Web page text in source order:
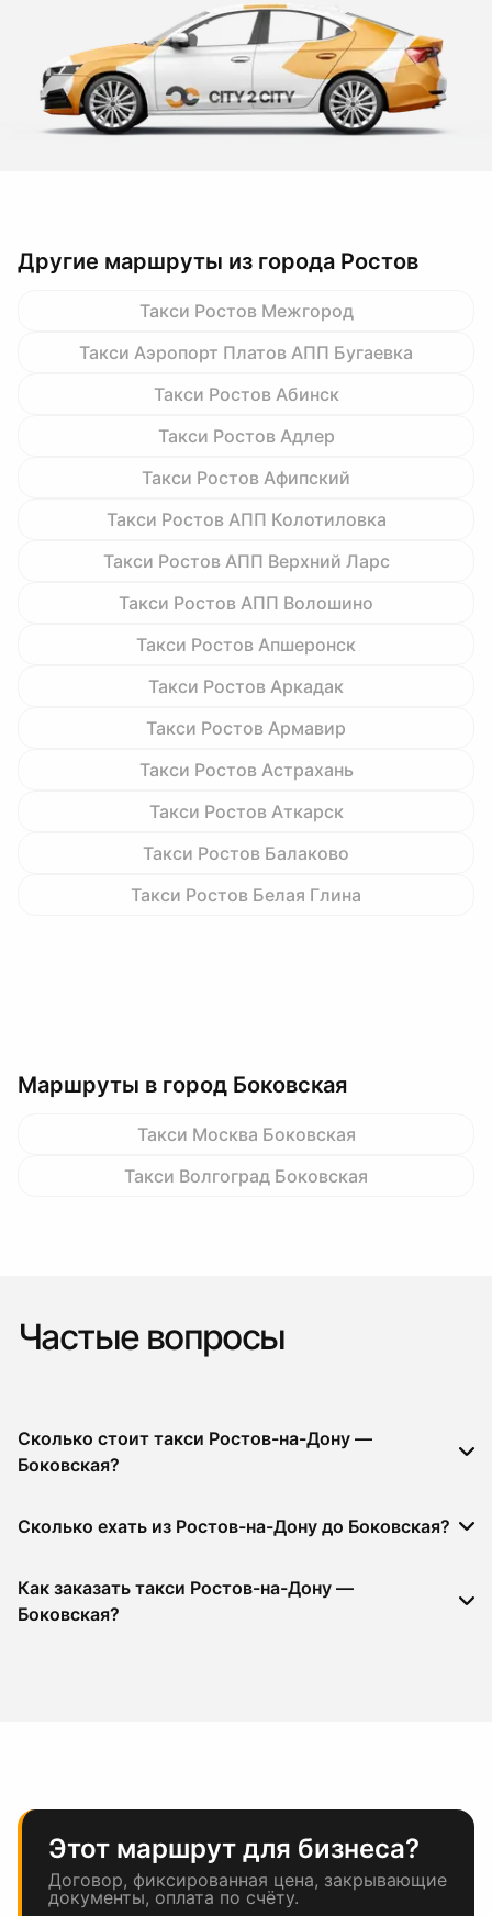
Другие маршруты из города Ростов
Такси Ростов Межгород
Такси Аэропорт Платов АПП Бугаевка
Такси Ростов Абинск
Такси Ростов Адлер
Такси Ростов Афипский
Такси Ростов АПП Колотиловка
Такси Ростов АПП Верхний Ларс
Такси Ростов АПП Волошино
Такси Ростов Апшеронск
Такси Ростов Аркадак
Такси Ростов Армавир
Такси Ростов Астрахань
Такси Ростов Аткарск
Такси Ростов Балаково
Такси Ростов Белая Глина
Маршруты в город Боковская
Такси Москва Боковская
Такси Волгоград Боковская
Частые вопросы
Сколько стоит такси Ростов-на-Дону —
Боковская?
Сколько ехать из Ростов-на-Дону до Боковская?
Как заказать такси Ростов-на-Дону —
Боковская?
Этот маршрут для бизнеса?
Договор, фиксированная цена, закрывающие
документы, оплата по счёту.